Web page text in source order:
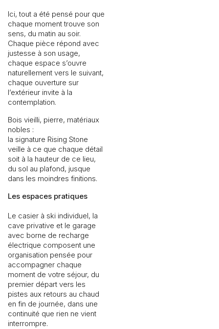
Ici, tout a été pensé pour que
chaque moment trouve son
sens, du matin au soir.
Chaque pièce répond avec
justesse à son usage,
chaque espace s’ouvre
naturellement vers le suivant,
chaque ouverture sur
l’extérieur invite à la
contemplation.
Bois vieilli, pierre, matériaux
nobles :
la signature Rising Stone
veille à ce que chaque détail
soit à la hauteur de ce lieu,
du sol au plafond, jusque
dans les moindres finitions.
Les espaces pratiques
Le casier à ski individuel, la
cave privative et le garage
avec borne de recharge
électrique composent une
organisation pensée pour
accompagner chaque
moment de votre séjour, du
premier départ vers les
pistes aux retours au chaud
en fin de journée, dans une
continuité que rien ne vient
interrompre.